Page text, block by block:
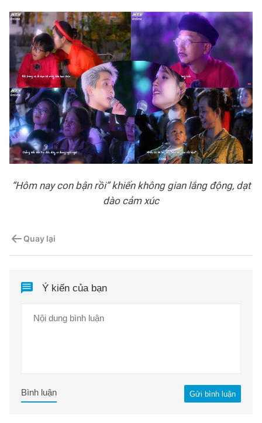
“Hôm nay con bận rồi” khiến không gian lắng động, dạt
dào cảm xúc
Quay lại
Ý kiến của bạn
Gửi bình luận
Bình luận